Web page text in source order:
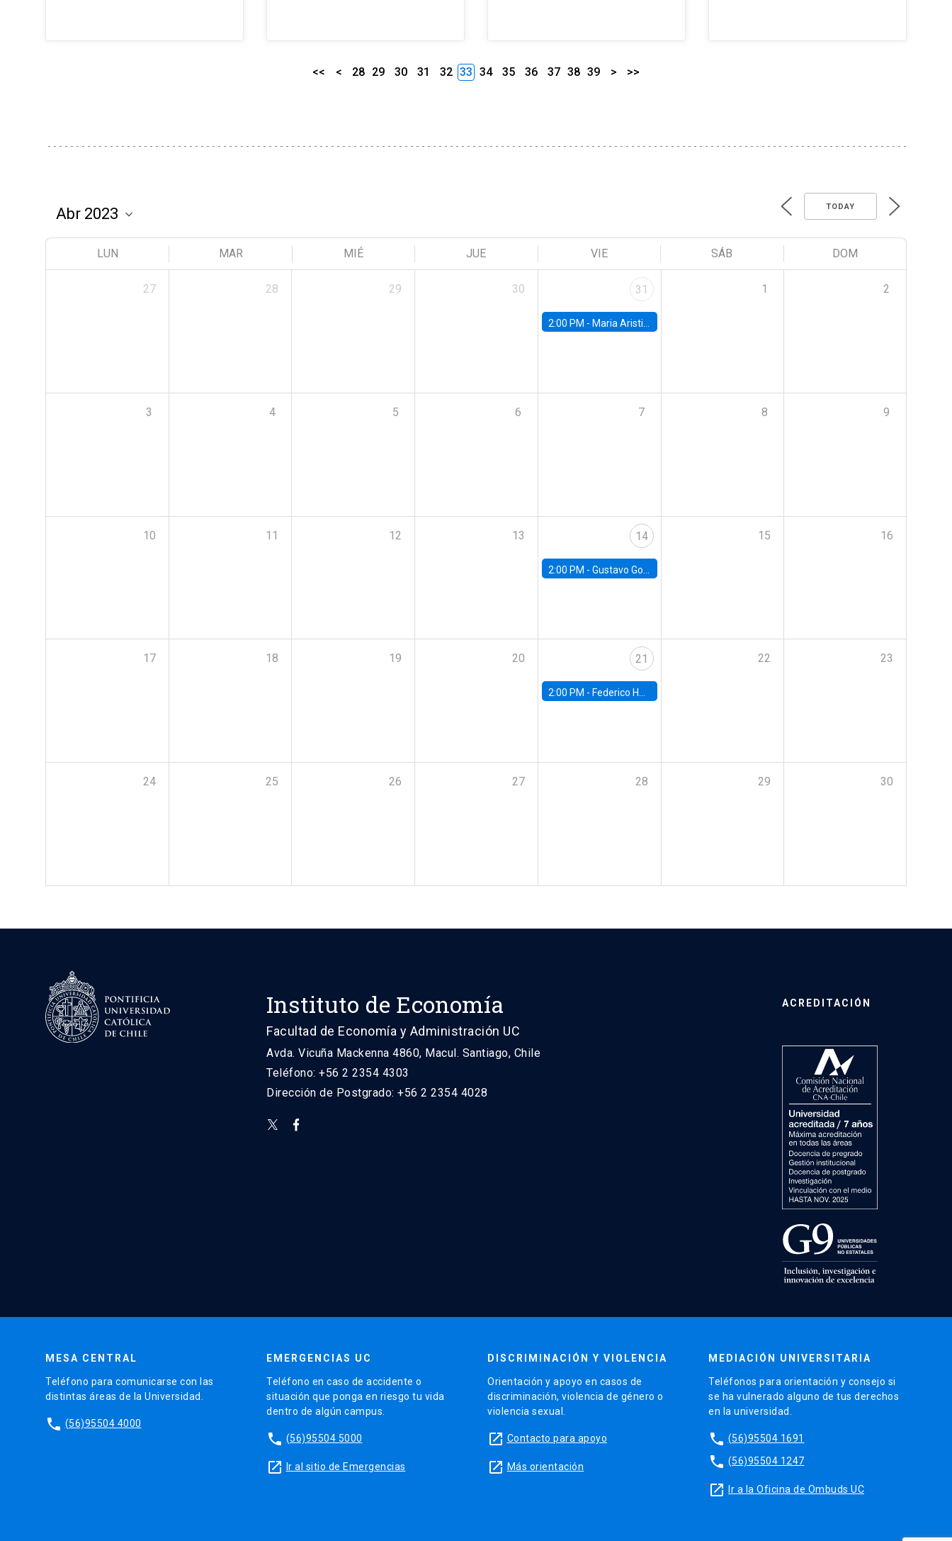
<< < 28 29 30 31 32 33 34 35 36 37 38 39 > >>
TODAY
LUN MAR MIÉ JUE VIE SÁB DOM
27 28 29 30 31
2:00 PM - Maria Aristizabal-Ramirez, FED Board
1 2
3 4 5 6 7 8 9
10 11 12 13 14
2:00 PM - Gustavo González - Banco Central de Chile
15 16
17 18 19 20 21
2:00 PM - Federico Huneeus - Banco Central de Chile
22 23
24 25 26 27 28 29 30
Instituto de Economía
Facultad de Economía y Administración UC
Avda. Vicuña Mackenna 4860, Macul. Santiago, Chile
Teléfono: +56 2 2354 4303
Dirección de Postgrado: +56 2 2354 4028
ACREDITACIÓN
MESA CENTRAL
Teléfono para comunicarse con las
distintas áreas de la Universidad.
phone (56)95504 4000
EMERGENCIAS UC
Teléfono en caso de accidente o
situación que ponga en riesgo tu vida
dentro de algún campus.
phone (56)95504 5000
launch Ir al sitio de Emergencias
DISCRIMINACIÓN Y VIOLENCIA
Orientación y apoyo en casos de
discriminación, violencia de género o
violencia sexual.
launch Contacto para apoyo
launch Más orientación
MEDIACIÓN UNIVERSITARIA
Teléfonos para orientación y consejo si
se ha vulnerado alguno de tus derechos
en la universidad.
phone (56)95504 1691
phone (56)95504 1247
launch Ir a la Oficina de Ombuds UC